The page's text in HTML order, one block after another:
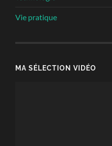
Vie pratique
MA SÉLECTION VIDÉO